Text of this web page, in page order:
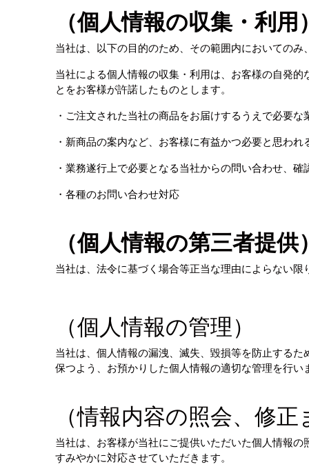
（個人情報の収集・利用
当社は、以下の目的のため、その範囲内においての
当社による個人情報の収集・利用は、お客様の自発
とをお客様が許諾したものとします。
・ご注文された当社の商品をお届けするうえで必要な
・新商品の案内など、お客様に有益かつ必要と思われ
・業務遂行上で必要となる当社からの問い合わせ、
・各種のお問い合わせ対応
（個人情報の第三者提供
当社は、法令に基づく場合等正当な理由によらない
（個人情報の管理）
当社は、個人情報の漏洩、滅失、毀損等を防止する
保つよう、お預かりした個人情報の適切な管理を行い
（情報内容の照会、修
当社は、お客様が当社にご提供いただいた個人情報
すみやかに対応させていただきます。